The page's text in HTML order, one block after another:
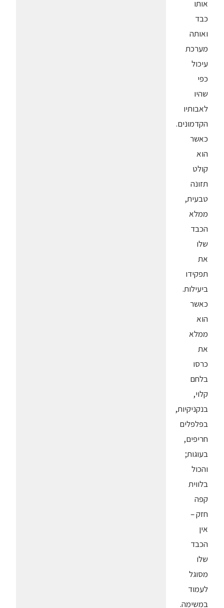
אותו
כבד
ואותה
מערכת
עיכול
כפי
שהיו
לאבותיו
הקדמונים.
כאשר
הוא
קולט
תזונה
טבעית,
ממלא
הכבד
שלו
את
תפקידו
ביעילות.
כאשר
הוא
ממלא
את
כרסו
בלחם
קלוי,
בנקניקיות,
בפלפלים
חריפים,
בעוגות;
והכול
בלווית
קפה
חזק –
אין
הכבד
שלו
מסוגל
לעמוד
במשימה.